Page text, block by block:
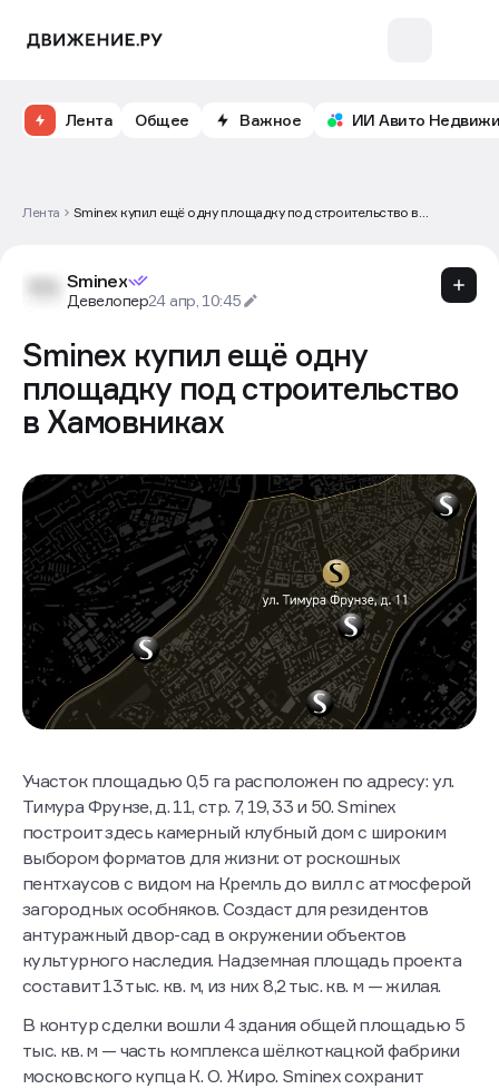
Лента Общее Важное ИИ Авито
Лента
Sminex купил ещё одну площадку под строительство в
Sminex
Девелопер24 апр, 10:45
Sminex купил ещё одну
площадку под строительство
в Хамовниках
Участок площадью 0,5 га расположен по адресу: ул.
Тимура Фрунзе, д. 11, стр. 7, 19, 33 и 50. Sminex
построит здесь камерный клубный дом с широким
выбором форматов для жизни: от роскошных
пентхаусов с видом на Кремль до вилл с атмосферой
загородных особняков. Создаст для резидентов
антуражный двор-сад в окружении объектов
культурного наследия. Надземная площадь проекта
составит 13 тыс. кв. м, из них 8,2 тыс. кв. м — жилая.
В контур сделки вошли 4 здания общей площадью 5
тыс. кв. м — часть комплекса шёлкоткацкой фабрики
московского купца К. О. Жиро. Sminex сохранит